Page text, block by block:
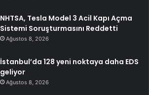
NHTSA, Tesla Model 3 Acil Kapı Açma
Sistemi Soruşturmasını Reddetti
Ağustos 8, 2026
İstanbul’da 128 yeni noktaya daha EDS
geliyor
Ağustos 8, 2026